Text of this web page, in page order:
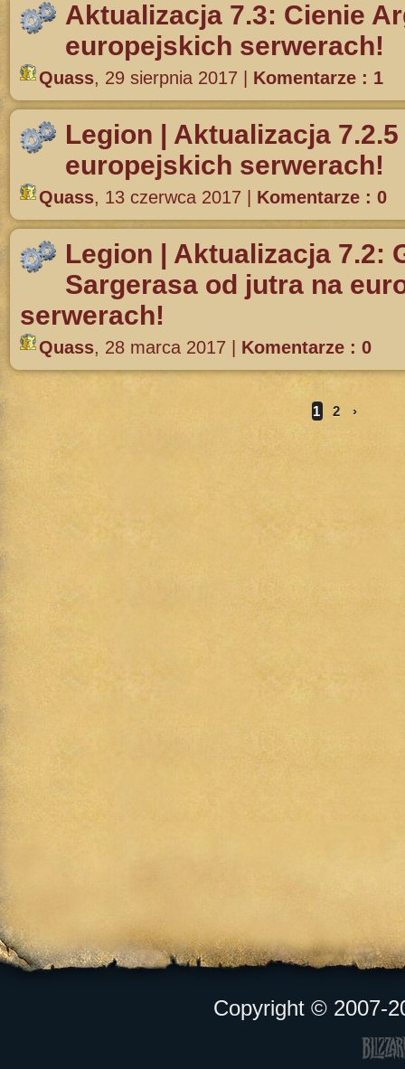
Aktualizacja 7.3: Cienie
europejskich serwerach!
Quass, 29 sierpnia 2017 Komentarze : 1
Legion | Aktualizacja
europejskich serwerach!
Quass, 13 czerwca 2017 Komentarze : 0
Legion | Aktualizacja 7.2:
Sargerasa od jutra na
serwerach!
Quass, 28 marca 2017 Komentarze : 0
1 2 ›
Copyright © 2007-